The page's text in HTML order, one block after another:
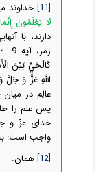
[11] خداوند
لَا یَعْلَمُونَ
دارند، با
كَالْحَيِّ بَيْنَ
اللَّهِ عَزَّ وَ
عالِم در
پس علم را
خدای عزّ و
واجب است:
[12] همان.